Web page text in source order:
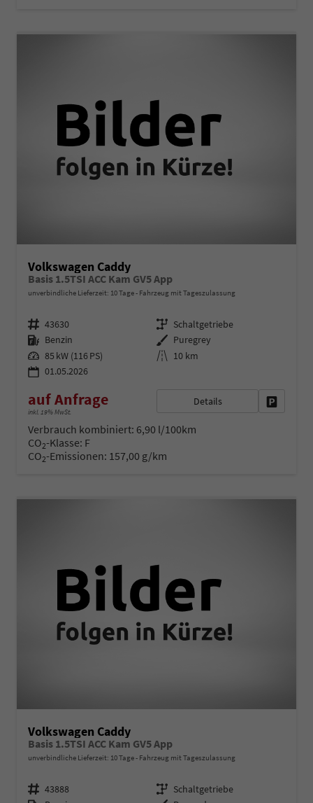
Volkswagen Caddy
Basis 1.5TSI ACC Kam GV5 App
unverbindliche Lieferzeit: 10 Tage Fahrzeug mit Tageszulassung
Fahrzeugnr. 43630 Getriebe Schaltgetriebe
Kraftstoff Benzin Außenfarbe Puregrey
Leistung 85 kW (116 PS) Kilometerstand 10 km
01.05.2026
auf Anfrage
inkl. 19% MwSt.
Details
Verbrauch kombiniert: 6,90 l/100km
CO2-Klasse: F
CO2-Emissionen: 157,00 g/km
Volkswagen Caddy
Basis 1.5TSI ACC Kam GV5 App
unverbindliche Lieferzeit: 10 Tage Fahrzeug mit Tageszulassung
Fahrzeugnr. 43888 Getriebe Schaltgetriebe